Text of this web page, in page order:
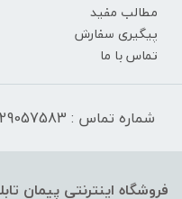
مطالب مفید
پیگیری سفارش
تماس با ما
شماره تماس : 09129057583 / 02188311574 شنبه-چهارشنبه 17:30-9:30 پنجشنبه 13:00-9:30
فروشگاه اینترنتی پیمان